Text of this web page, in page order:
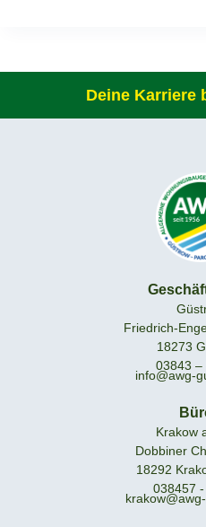
Deine Karriere
Friedrich-
18273
03843 –
info@awg-
Krakow
Dobbiner
18292
038457